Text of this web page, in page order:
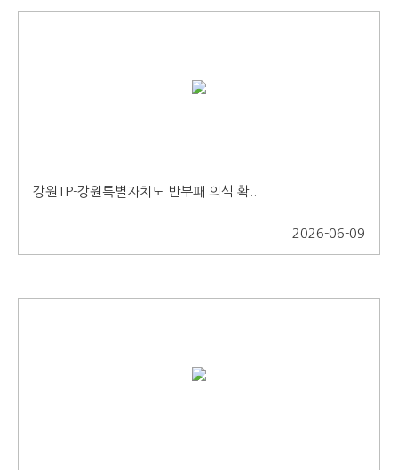
강원TP-강원특별자치도 반부패 의식 확..
2026-06-09